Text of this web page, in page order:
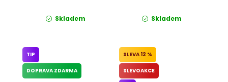
Skladem Skladem
TIP
DOPRAVA ZDARMA
12 %
SLEVOAKCE